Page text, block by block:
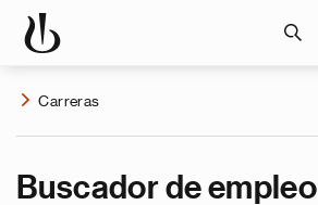
Carreras
Buscador de empleo